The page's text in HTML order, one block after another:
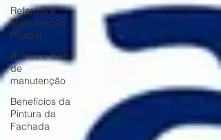
Reforma e
Manutenção
Predial
Riscos e falta
de
manutenção
Benefícios da
Pintura da
Fachada